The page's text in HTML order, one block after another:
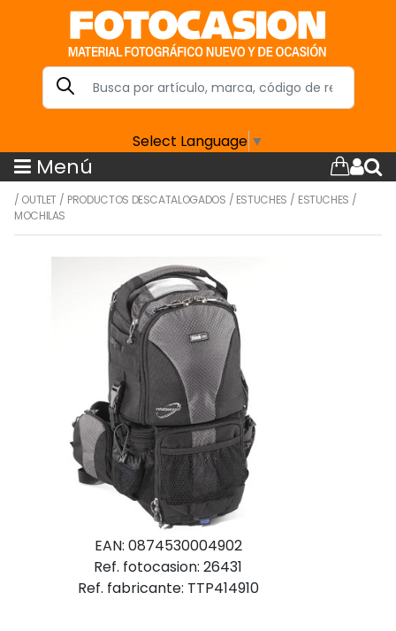
Select Language ▼
Menú
/ OUTLET / PRODUCTOS DESCATALOGADOS / ESTUCHES / ESTUCHES /
MOCHILAS
EAN: 0874530004902
Ref. fotocasion: 26431
Ref. fabricante: TTP414910